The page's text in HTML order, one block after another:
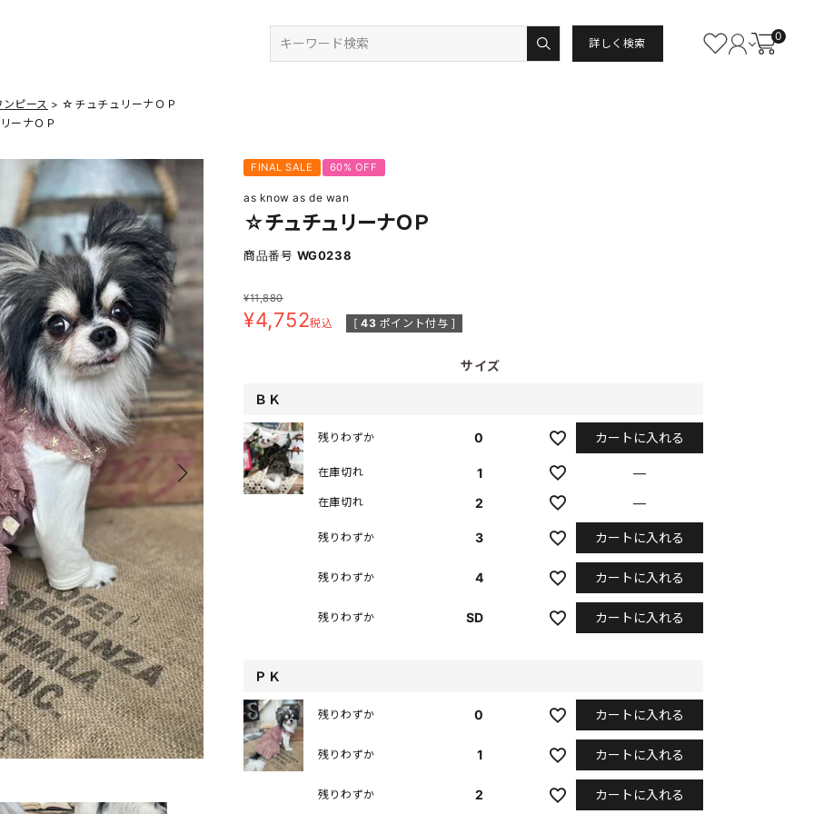
詳しく検索
0
ンピース
☆チュチュリーナＯＰ
ーナＯＰ
FINAL SALE 60% OFF
as know as de wan
☆チュチュリーナＯＰ
商品番号 WG0238
¥11,880
¥4,752税込 [ 43 ポイント付与 ]
サイズ
ＢＫ
0
残りわずか カートに入れる
1
在庫切れ
—
2
在庫切れ —
3
残りわずか カートに入れる
4
残りわずか カートに入れる
SD
残りわずか カートに入れる
ＰＫ
0
残りわずか カートに入れる
1
残りわずか カートに入れる
2
残りわずか カートに入れる